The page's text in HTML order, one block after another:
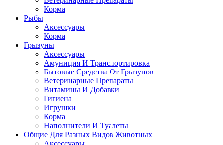
Корма
Рыбы
Аксессуары
Корма
Грызуны
Аксессуары
Амуниция И Транспортировка
Бытовые Средства От Грызунов
Ветеринарные Препараты
Витамины И Добавки
Гигиена
Игрушки
Корма
Наполнители И Туалеты
Общие Для Разных Видов Животных
Аксессуары